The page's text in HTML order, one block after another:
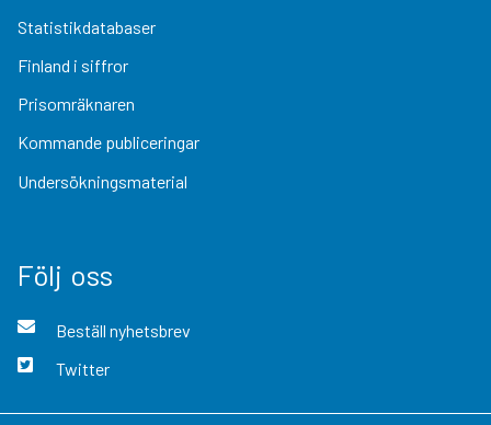
Statistikdatabaser
Finland i siffror
Prisomräknaren
Kommande publiceringar
Undersökningsmaterial
Följ oss
Beställ nyhetsbrev
Twitter